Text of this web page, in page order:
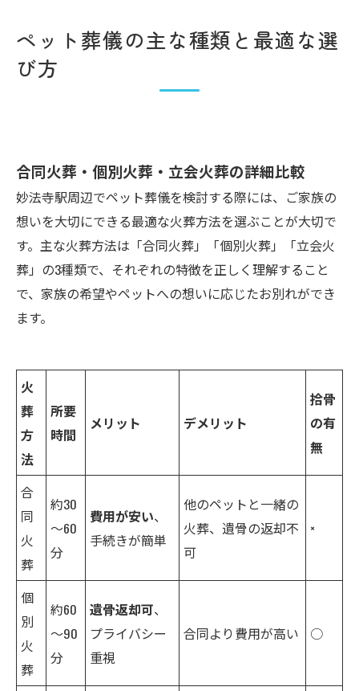
ペット葬儀の主な種類と最適な選
び方
合同火葬・個別火葬・立会火葬の詳細比較
妙法寺駅周辺でペット葬儀を検討する際には、ご家族の
想いを大切にできる最適な火葬方法を選ぶことが大切で
す。主な火葬方法は「合同火葬」「個別火葬」「立会火
葬」の3種類で、それぞれの特徴を正しく理解すること
で、家族の希望やペットへの想いに応じたお別れができ
ます。
火
葬
方
法
所要
時間
メリット デメリット
拾骨
の有
無
合
同
火
葬
約30
～60
分
費用が安い、
手続きが簡単
他のペットと一緒の
火葬、遺骨の返却不
可
×
個
別
火
葬
約60
～90
分
遺骨返却可、
プライバシー
重視
合同より費用が高い ○